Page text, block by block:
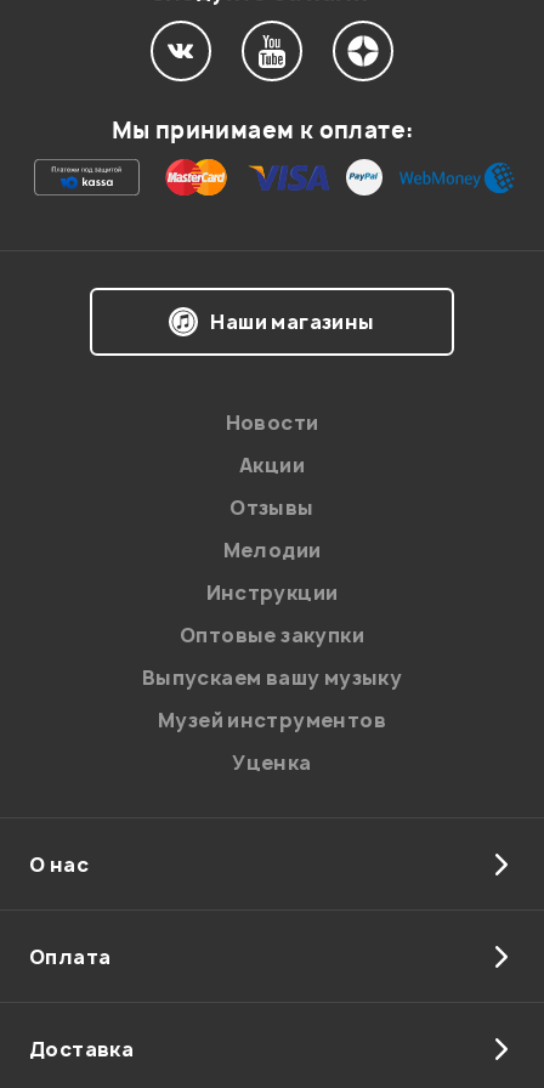
Ваша оценка:
на обработку персональных данных в
Политикой в отношении обработки
персональных данных.
Введите проверочное число:
Отправить
Мы принимаем к оплате:
Наши магазины
Новости
Акции
Отзывы
Мелодии
Инструкции
Оптовые закупки
Выпускаем вашу музыку
Музей инструментов
Уценка
О нас
Оплата
Доставка